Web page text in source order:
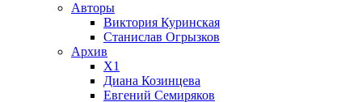
Авторы
Виктория Куринская
Станислав Огрызков
Архив
X1
Диана Козинцева
Евгений Семиряков